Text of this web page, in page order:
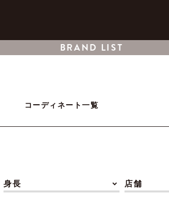
BRAND LIST
コーディネート一覧
身長 店舗